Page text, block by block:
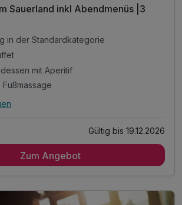
Sauerland inkl Abendmenüs |3
in der Standardkategorie
mit Aperitif
Gültig bis 19.12.2026
Zum Angebot